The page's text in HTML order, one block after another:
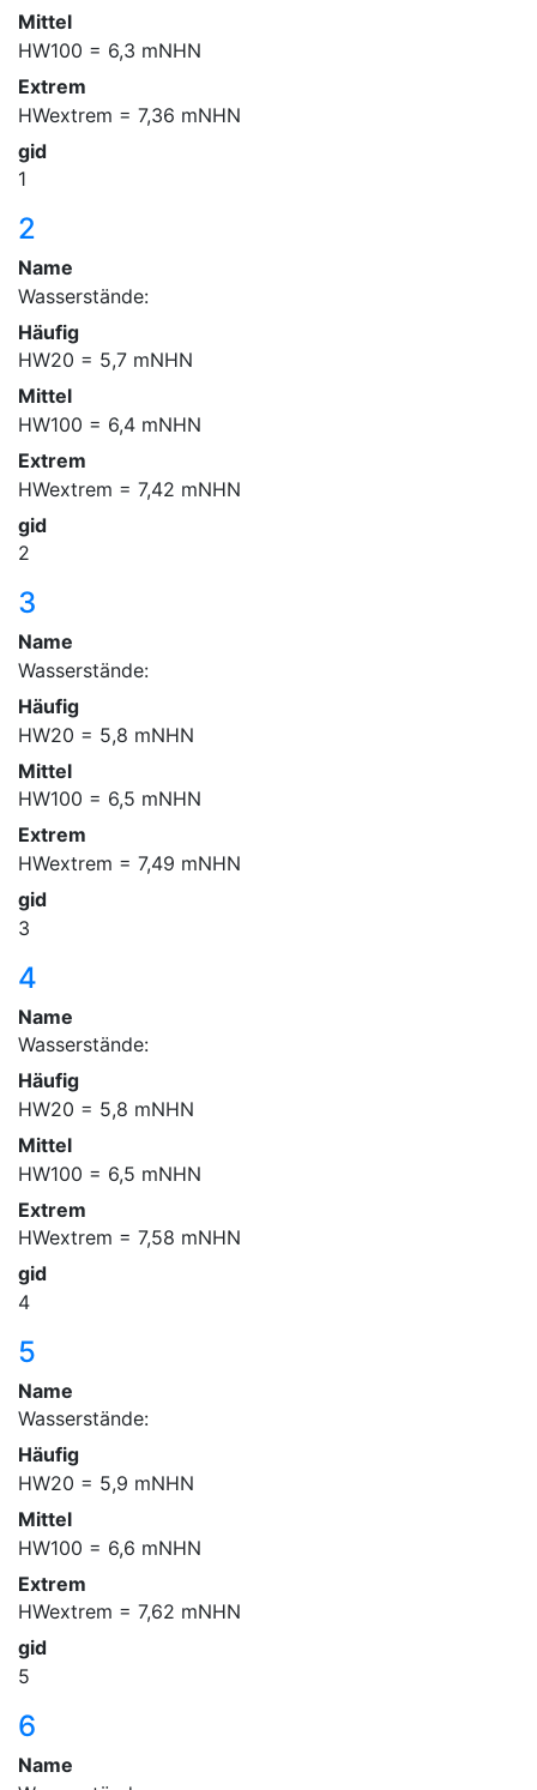
Mittel
HW100 = 6,3 mNHN
Extrem
HWextrem = 7,36 mNHN
gid
1
2
Name
Wasserstände:
Häufig
HW20 = 5,7 mNHN
Mittel
HW100 = 6,4 mNHN
Extrem
HWextrem = 7,42 mNHN
gid
2
3
Name
Wasserstände:
Häufig
HW20 = 5,8 mNHN
Mittel
HW100 = 6,5 mNHN
Extrem
HWextrem = 7,49 mNHN
gid
3
4
Name
Wasserstände:
Häufig
HW20 = 5,8 mNHN
Mittel
HW100 = 6,5 mNHN
Extrem
HWextrem = 7,58 mNHN
gid
4
5
Name
Wasserstände:
Häufig
HW20 = 5,9 mNHN
Mittel
HW100 = 6,6 mNHN
Extrem
HWextrem = 7,62 mNHN
gid
5
6
Name